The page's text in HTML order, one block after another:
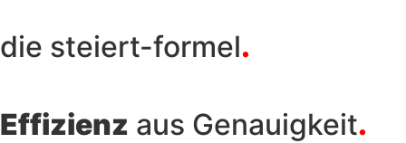
die stei­ert-for­mel.
Effi­zi­enz aus Genau­ig­keit.